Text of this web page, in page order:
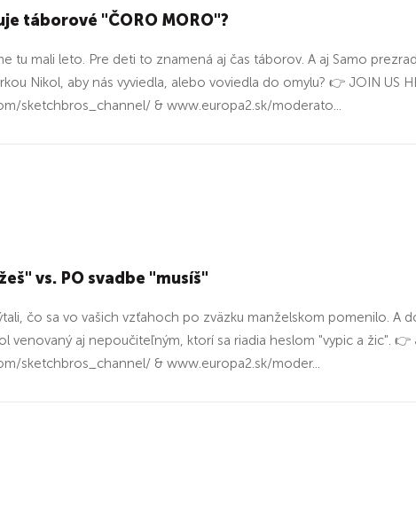
táborové "ČORO MORO"?
tu mali leto. Pre deti to znamená aj čas táborov. A aj Samo
Nikol, aby nás vyviedla, alebo voviedla do omylu? 👉 JOIN US
sketchbros_channel/ & www.europa2.sk/moderato...
vs. PO svadbe "musíš"
čo sa vo vašich vzťahoch po zväzku manželskom pomenilo. A
venovaný aj nepoučiteľným, ktorí sa riadia heslom "vypic a žic". 👉
sketchbros_channel/ & www.europa2.sk/moder...